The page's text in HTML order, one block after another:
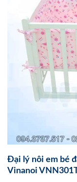
Đại lý nôi em bé
Vinanoi